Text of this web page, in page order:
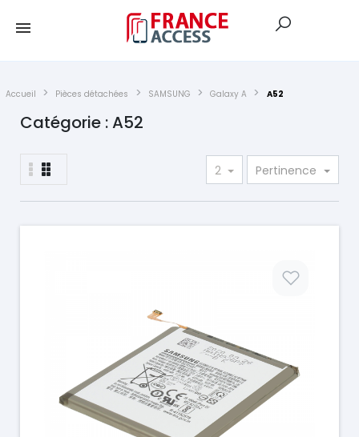
Accueil Pièces détachées SAMSUNG Galaxy A A52
Catégorie : A52
2 Pertinence